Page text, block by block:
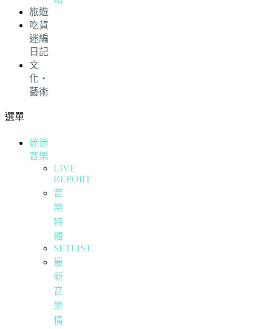
旅遊
吃貨
迷編
日記
文
化・
藝術
選單
迷迷
音樂
LIVE
REPORT
音
樂
特
輯
SETLIST
最
新
音
樂
情